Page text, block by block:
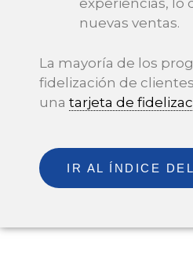
experiencias, lo
nuevas ventas.
La mayoría de los
fidelización de
una tarjeta de
IR AL ÍNDICE